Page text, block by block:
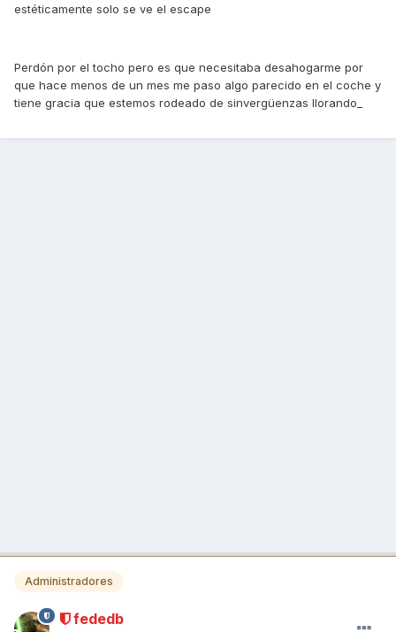
estéticamente solo se ve el escape
Perdón por el tocho pero es que necesitaba desahogarme por
que hace menos de un mes me paso algo parecido en el coche y
tiene gracia que estemos rodeado de sinvergüenzas llorando_
Administradores
fededb